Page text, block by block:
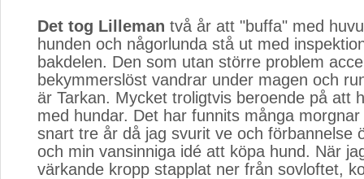
Det tog Lilleman två år att "buffa" med
hunden och någorlunda stå ut med
bakdelen. Den som utan större problem
bekymmerslöst vandrar under magen och
är Tarkan. Mycket troligtvis beroende på att
med hundar. Det har funnits många
snart tre år då jag svurit ve och förbannelse
och min vansinniga idé att köpa hund. När
värkande kropp stapplat ner från sovloftet,